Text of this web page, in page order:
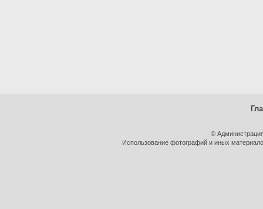
©
Использование фотографий и иных